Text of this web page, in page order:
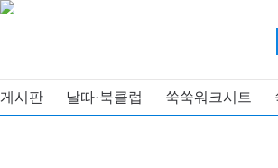
게시판 날따·북클럽 쑥쑥워크시트